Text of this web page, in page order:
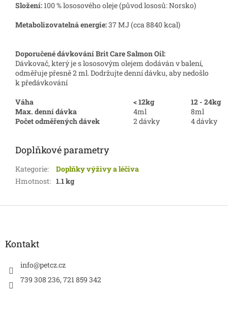
Složení:100 % lososového oleje (původ lososů: Norsko)
Metabolizovatelná energie:37 MJ (cca 8840 kcal)
Doporučené dávkování Brit Care Salmon Oil:
Dávkovač, který je s lososovým olejem dodáván v balení,
odměřuje přesně 2 ml. Dodržujte denní dávku, aby nedošlo
k předávkování
Váha
< 12kg
12 - 24kg
Max. denní dávka
4ml
8ml
Počet odměřených dávek
2 dávky 4 dávky
Doplňkové parametry
Kategorie:
Doplňky výživy a léčiva
Hmotnost: 1.1 kg
Z
Kontakt
info@petcz.cz
739 308 236, 721 859 342